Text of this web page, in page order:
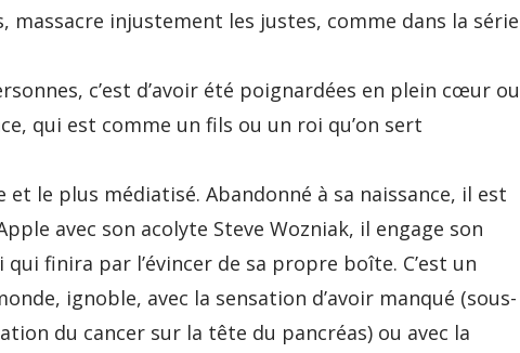
massacre injustement les justes, comme dans la série
c’est d’avoir été poignardées en plein cœur ou
qui est comme un fils ou un roi qu’on sert
et le plus médiatisé. Abandonné à sa naissance, il est
avec son acolyte Steve Wozniak, il engage son
finira par l’évincer de sa propre boîte. C’est un
ignoble, avec la sensation d’avoir manqué (sous-
du cancer sur la tête du pancréas) ou avec la